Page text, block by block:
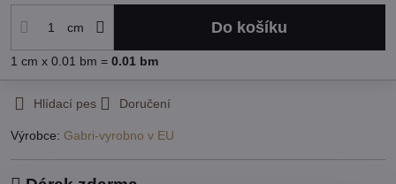
cm Do košíku
1 cm x 0.01 bm = 0.01 bm
Hlídací pes Doručení
Výrobce: Gabri-vyrobno v EU